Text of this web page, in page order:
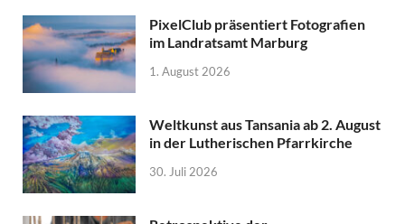
PixelClub präsentiert Fotografien
im Landratsamt Marburg
1. August 2026
Weltkunst aus Tansania ab 2. August
in der Lutherischen Pfarrkirche
30. Juli 2026